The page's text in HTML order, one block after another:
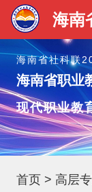
海南
海南省社科联
海南省职业
现代职业教
首页 > 高层